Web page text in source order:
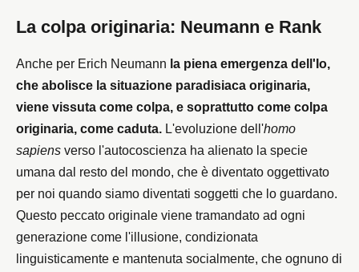
La colpa originaria: Neumann e Rank
Anche per Erich Neumann la piena emergenza dell'Io,
che abolisce la situazione paradisiaca originaria,
viene vissuta come colpa, e soprattutto come colpa
originaria, come caduta. L'evoluzione dell'homo
sapiens verso l'autocoscienza ha alienato la specie
umana dal resto del mondo, che è diventato oggettivato
per noi quando siamo diventati soggetti che lo guardano.
Questo peccato originale viene tramandato ad ogni
generazione come l'illusione, condizionata
linguisticamente e mantenuta socialmente, che ognuno di